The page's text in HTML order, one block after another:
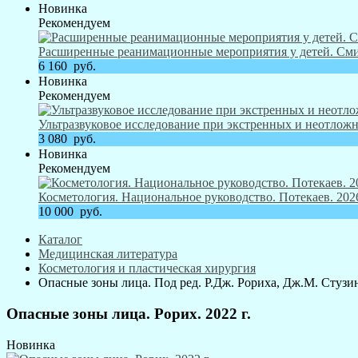
Новинка
Рекомендуем
Расширенные реанимационные мероприятия у детей.
6 160 руб.
Новинка
Рекомендуем
Ультразвуковое исследование при экстренных и
3 080 руб.
Новинка
Рекомендуем
Косметология. Национальное руководство. Потекаев.
10 000 руб.
Каталог
Медицинская литература
Косметология и пластическая хирургия
Опасные зоны лица. Под ред. Р.Дж. Рориха, Дж.М.
Опасные зоны лица. Рорих. 2022 г.
Новинка